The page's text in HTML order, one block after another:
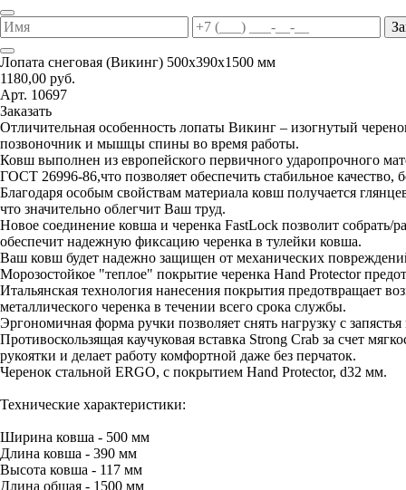
Лопата снеговая (Викинг) 500х390х1500 мм
1180,00 руб.
Арт. 10697
Заказать
Отличительная особенность лопаты Викинг – изогнутый
позвоночник и мышцы спины во время работы.
Ковш выполнен из европейского первичного ударопрочного
ГОСТ 26996-86,что позволяет обеспечить стабильное
Благодаря особым свойствам материала ковш получается
что значительно облегчит Ваш труд.
Новое соединение ковша и черенка FastLock позволит
обеспечит надежную фиксацию черенка в тулейки ковша.
Ваш ковш будет надежно защищен от механических
Морозостойкое "теплое" покрытие черенка Hand Protector
Итальянская технология нанесения покрытия предотвращает
металлического черенка в течении всего срока службы.
Эргономичная форма ручки позволяет снять нагрузку с
Противоскользящая каучуковая вставка Strong Crab за счет
рукоятки и делает работу комфортной даже без перчаток.
Черенок стальной ERGO, с покрытием Hand Protector, d32 мм.
Технические характеристики:
Ширина ковша - 500 мм
Длина ковша - 390 мм
Высота ковша - 117 мм
Длина общая - 1500 мм